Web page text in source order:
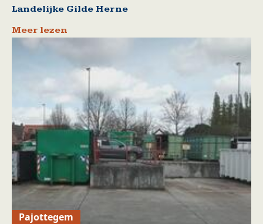
Landelijke Gilde Herne
Meer lezen
Pajottegem